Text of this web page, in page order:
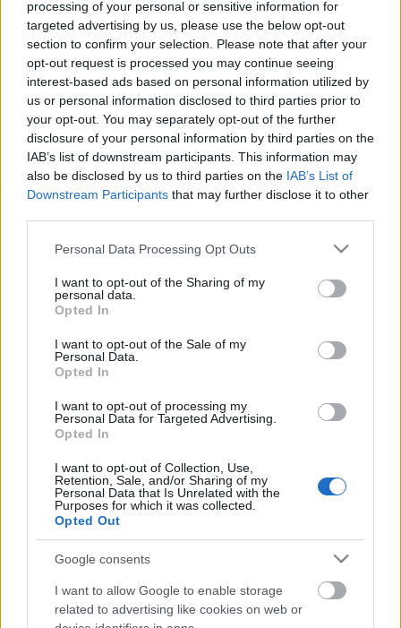
processing of your personal or sensitive information for
targeted advertising by us, please use the below opt-out
section to confirm your selection. Please note that after your
opt-out request is processed you may continue seeing
interest-based ads based on personal information utilized by
us or personal information disclosed to third parties prior to
your opt-out. You may separately opt-out of the further
disclosure of your personal information by third parties on the
IAB’s list of downstream participants. This information may
also be disclosed by us to third parties on the IAB’s List of
Downstream Participants that may further disclose it to other
Please note that this website/app uses one or more Google
not limited to your visit or usage behaviour. You may click to
grant or deny consent to Google and its third-party tags to
use your data for below specified purposes in below Google
consent section.
Personal Data Processing Opt Outs
I want to opt-out of the Sharing of my
personal data.
Opted In
I want to opt-out of the Sale of my
Personal Data.
Opted In
I want to opt-out of processing my
Personal Data for Targeted Advertising.
Opted In
I want to opt-out of Collection, Use,
Retention, Sale, and/or Sharing of my
Personal Data that Is Unrelated with the
Purposes for which it was collected.
Opted Out
Google consents
I want to allow Google to enable storage
related to advertising like cookies on web or
szabadba kirándulni, de mindenképp érdemes
összehozni a családot. És nem csak a szűk családra
gondolok, hanem akár családi összejövetelekre. Elég
egy ötórai tea, és máris van ok arra, hogy
ünnepeljünk. Hívjuk meg barátainkat a teára, és
töltsünk együtt egy kis időt.
Manapság teljesen a telefon rabjai vagyunk
szerintem. Mindent majdnem azzal intézünk el.
Névnapra küldünk egy sms-t, és kész, megvolt a
ünnepelt, miért ne mehetnénk el hozzá egy félórára,
Én szeretnék úgy élni, ahogy a szüleim éltek. Mindig
néztek, akkor is szeretettel, együtt nézték a
Kívánságkosár című kívánságműsort, de mikor
aludni tértek, akkor is megbeszélték még az ügyes-
bajos, vagy éppen a jó hangulatú napjaikat. Jó volt
hallgatni őket, mert látszott, hogy szeretik egymást,
és segítettek mindig nekünk gyerekeknek, hogy
minél jobban boldoguljunk az életben. A szülői
házban jó volt látni édesanyámat, mikor felvette a
kötényt, és megkötötte a fejét kendővel, azután
nekiállt sütni a családnak valami finomat. Örültünk
is nagyon! Így lett minden napból ünnep, amit én
már nem tudtam megvalósítani a rohanó
világunkban. Ezen szeretnék változtatni, hogy ezután
a mi kis családunk is élvezze azt a szeretetet, amit én
kaptam a szüleimtől. Másképp fogom csinálni, az